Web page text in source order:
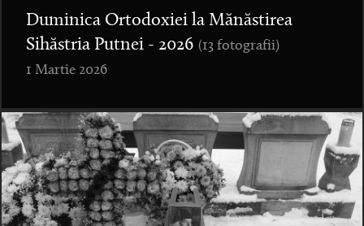
Duminica Ortodoxiei la Mănăstirea
Sihăstria Putnei - 2026 (13 fotografii)
1 Martie 2026